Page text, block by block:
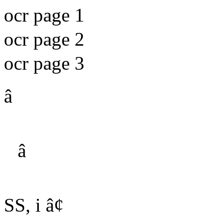
ocr page 1
ocr page 2
ocr page 3
â
â
SS, i â¢